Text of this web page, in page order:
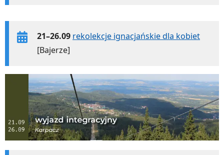
21–26.09 rekolekcje ignacjańskie dla kobiet
[Bajerze]